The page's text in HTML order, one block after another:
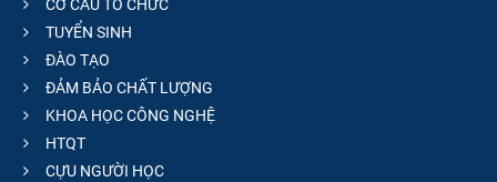
CƠ CẤU TỔ CHỨC
TUYỂN SINH
ĐÀO TẠO
ĐẢM BẢO CHẤT LƯỢNG
KHOA HỌC CÔNG NGHỆ
HTQT
CỰU NGƯỜI HỌC